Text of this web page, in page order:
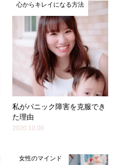
心からキレイになる方法
私がパニック障害を克服でき
た理由
2020.10.08
女性のマインド